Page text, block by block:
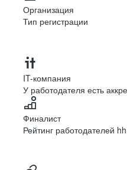
Организация
Тип регистрации
IT-компания
У работодателя есть
Финалист
Рейтинг работодателей